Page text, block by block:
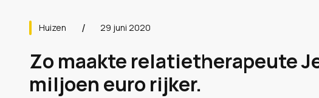
Huizen 29 juni 2020
Zo maakte relatietherapeute
miljoen euro rijker.